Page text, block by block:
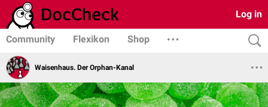
Log in
Community Flexikon Shop
Waisenhaus. Der Orphan-Kanal